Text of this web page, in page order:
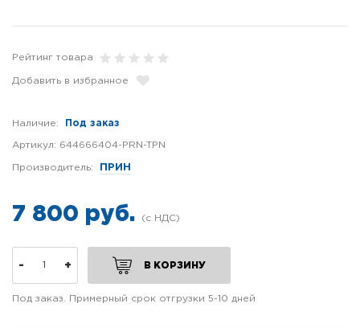
Рейтинг товара
Добавить в избранное
Наличие: Под заказ
Артикул: 644666404-PRN-TPN
Производитель: ПРИН
7 800 руб.
- + В КОРЗИНУ
Под заказ. Примерный срок отгрузки 5-10 дней